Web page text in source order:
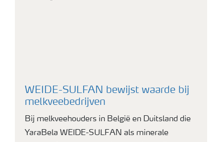
WEIDE-SULFAN bewijst waarde bij
melkveebedrijven
Bij melkveehouders in België en Duitsland die
YaraBela WEIDE-SULFAN als minerale